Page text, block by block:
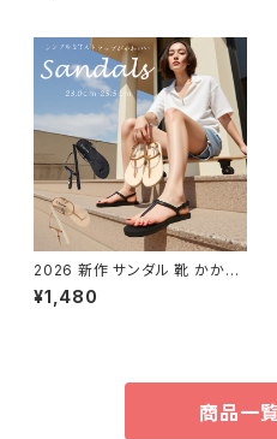
2026 新作 サンダル 靴 かかと
なし フラット ストラップ サンダル
軽い 軽量 シンプル 春夏 ミュー
¥1,480
商品一